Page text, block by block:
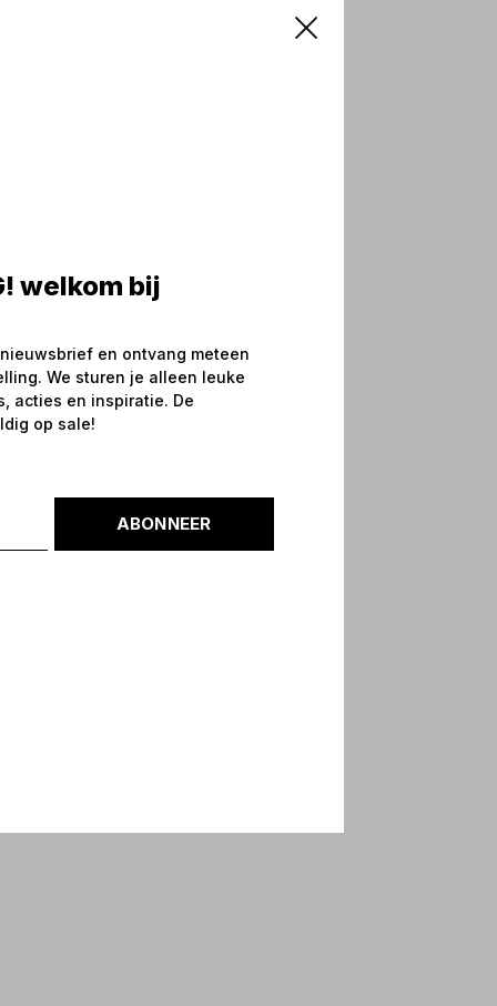
welkom bij
en ontvang meteen
We sturen je alleen leuke
acties en inspiratie. De
op sale!
ABONNEER